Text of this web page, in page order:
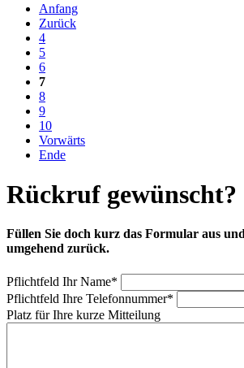
Anfang
Zurück
4
5
6
7
8
9
10
Vorwärts
Ende
Rückruf gewünscht?
Füllen Sie doch kurz das Formular aus
umgehend zurück.
Pflichtfeld Ihr Name*
Pflichtfeld Ihre Telefonnummer*
Platz für Ihre kurze Mitteilung